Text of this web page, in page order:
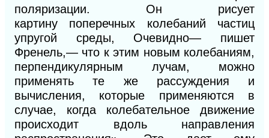
поляризации. Он рисует
картину поперечных колебаний частиц
упругой среды, Очевидно— пишет
Френель,— что к этим новым колебаниям,
перпендикулярным лучам, можно
применять те же рассуждения и
вычисления, которые применяются в
случае, когда колебательное движение
происходит вдоль направления